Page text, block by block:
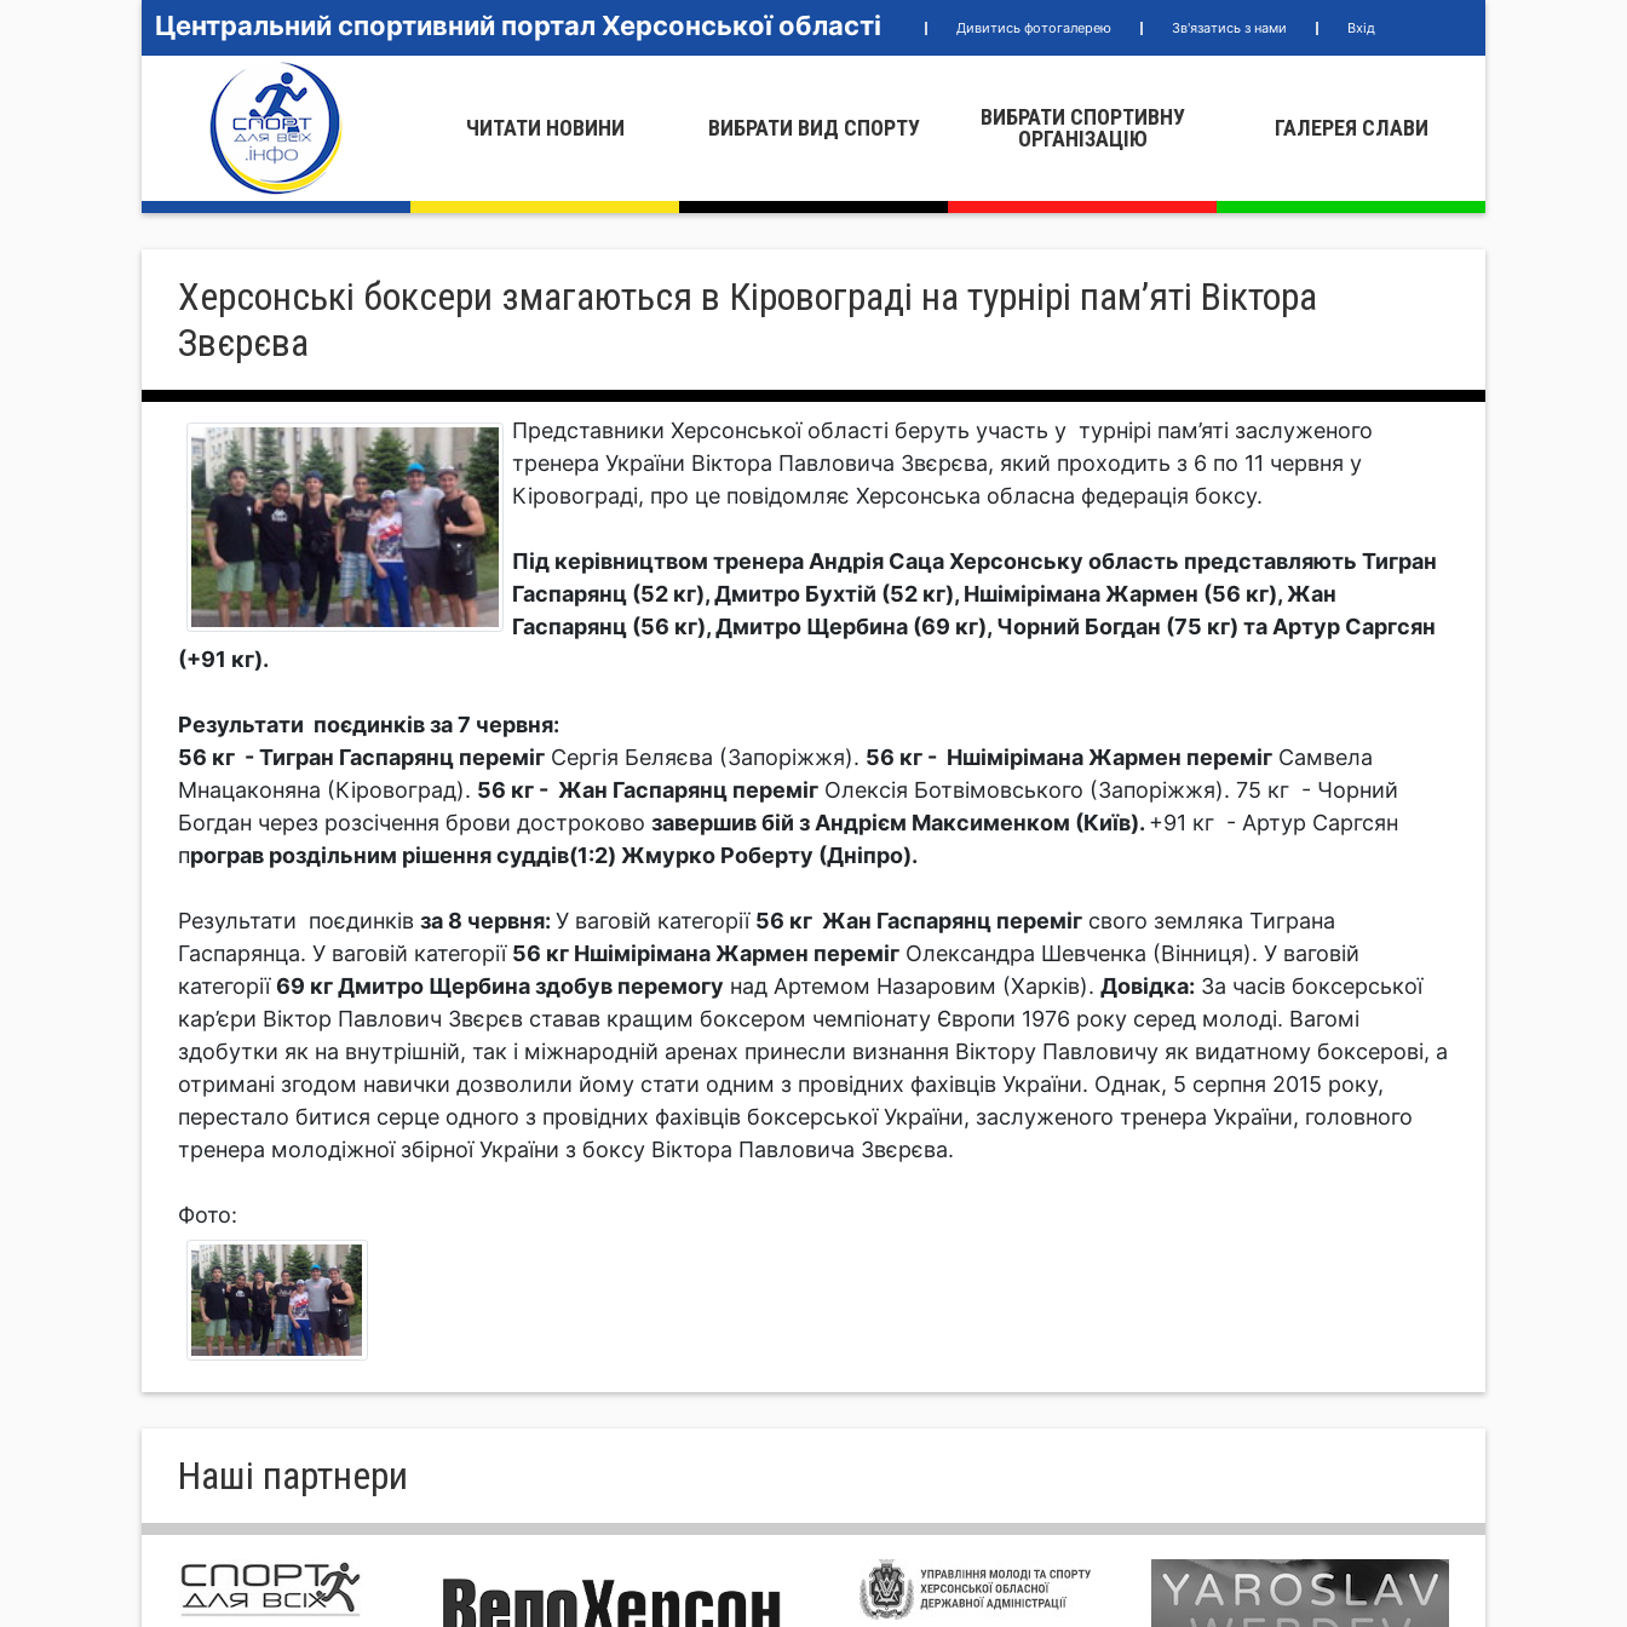
Центральний спортивний портал Херсонської області Дивитись фотогалерею Зв'язатись з нами Вхід
ЧИТАТИ НОВИНИ ВИБРАТИ ВИД СПОРТУ
ВИБРАТИ СПОРТИВНУ
ОРГАНIЗАЦIЮ
ГАЛЕРЕЯ СЛАВИ
Херсонські боксери змагаються в Кіровограді на турнірі пам’яті Віктора
Звєрєва
Представники Херсонської області беруть участь у турнірі пам’яті заслуженого
тренера України Віктора Павловича Звєрєва, який проходить з 6 по 11 червня у
Кіровограді, про це повідомляє Херсонська обласна федерація боксу.
Під керівництвом тренера Андрія Саца Херсонську область представляють Тигран
Гаспарянц (52 кг), Дмитро Бухтій (52 кг), Ншімірімана Жармен (56 кг), Жан
Гаспарянц (56 кг), Дмитро Щербина (69 кг), Чорний Богдан (75 кг) та Артур Саргсян
(+91 кг).
Результати поєдинків за 7 червня:
56 кг - Тигран Гаспарянц переміг Сергія Беляєва (Запоріжжя). 56 кг - Ншімірімана Жармен переміг Самвела
Мнацаконяна (Кіровоград). 56 кг - Жан Гаспарянц переміг Олексія Ботвімовського (Запоріжжя). 75 кг - Чорний
Богдан через розсічення брови достроково завершив бій з Андрієм Максименком (Київ). +91 кг - Артур Саргсян
програв роздільним рішення суддів(1:2) Жмурко Роберту (Дніпро).
Результати поєдинків за 8 червня: У ваговій категорії 56 кг Жан Гаспарянц переміг свого земляка Тиграна
Гаспарянца. У ваговій категорії 56 кг Ншімірімана Жармен переміг Олександра Шевченка (Вінниця). У ваговій
категорії69 кг Дмитро Щербина здобув перемогу над Артемом Назаровим (Харків). Довідка: За часів боксерської
кар’єри Віктор Павлович Звєрєв ставав кращим боксером чемпіонату Європи 1976 року серед молоді. Вагомі
здобутки як на внутрішній, так і міжнародній аренах принесли визнання Віктору Павловичу як видатному боксерові, а
отримані згодом навички дозволили йому стати одним з провідних фахівців України. Однак, 5 серпня 2015 року,
перестало битися серце одного з провідних фахівців боксерської України, заслуженого тренера України, головного
тренера молодіжної збірної України з боксу Віктора Павловича Звєрєва.
Фото:
Нашi партнери